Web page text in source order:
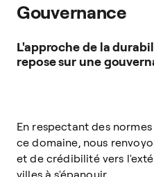
Gouvernance
L'approche de la
repose sur une
En respectant des
ce domaine, nous
et de crédibilité vers
villes à s'épanouir.